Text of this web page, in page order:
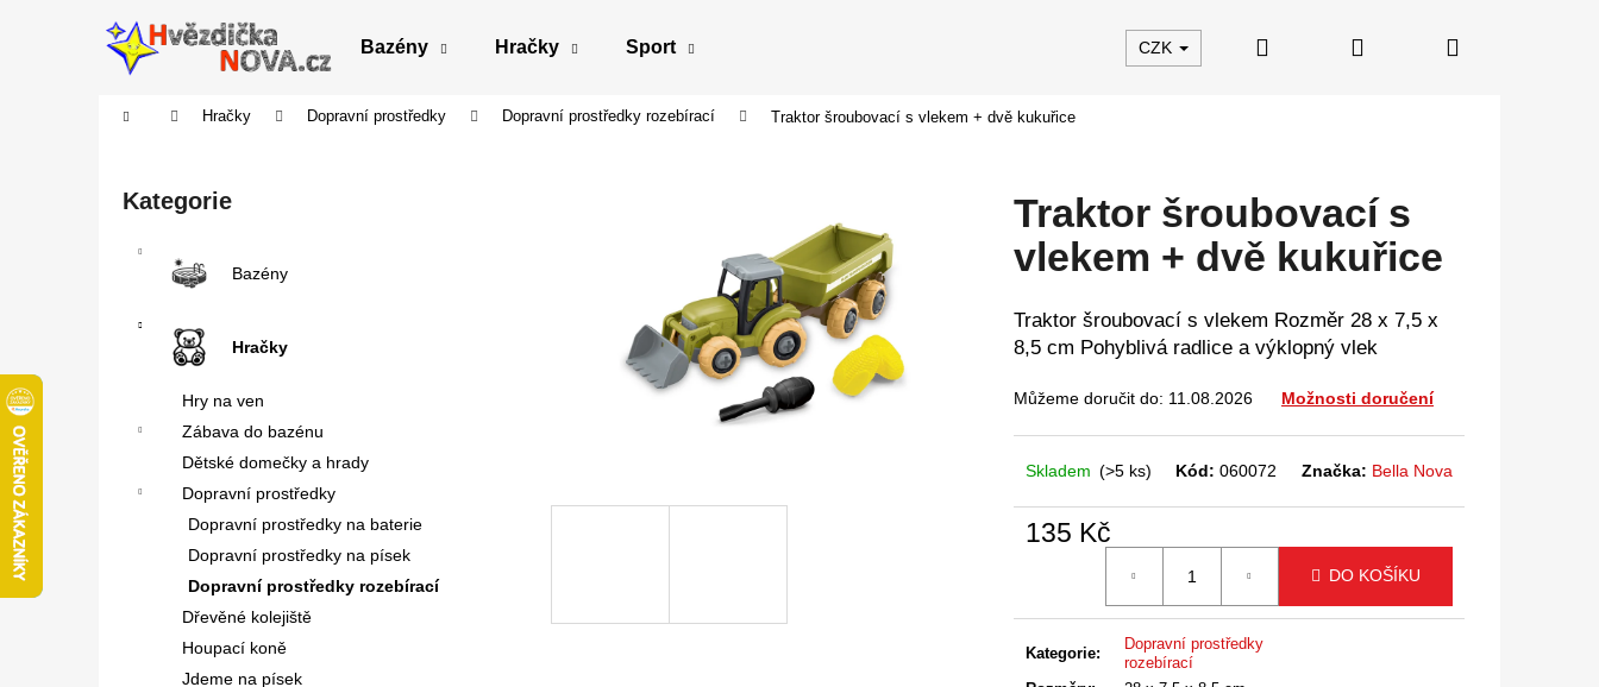
Bazény Hračky Sport CZK Hledat PřihlášeníNákupní
Domů Hračky Dopravní prostředky Dopravní prostředky rozebírací Traktor šroubovací s vlekem + dvě kukuřice
Přeskočit
kategorie
Kategorie
Bazény
Hračky
Hry na ven
Zábava do bazénu
Dětské domečky a hrady
Dopravní prostředky
Dopravní prostředky na baterie
Dopravní prostředky na písek
Dopravní prostředky rozebírací
Dřevěné kolejiště
Houpací koně
Jdeme na písek
Traktor šroubovací s
vlekem + dvě kukuřice
Traktor šroubovací s vlekem Rozměr 28 x 7,5 x
8,5 cm Pohyblivá radlice a výklopný vlek
Můžeme doručit do: 11.08.2026 Možnosti doručení
Skladem (>5 ks) Kód: 060072 Značka: Bella Nova
135 Kč
DO KOŠÍKU
Kategorie:
Dopravní prostředky
rozebírací
Zpět
Zpět
Co potřebujete najít?
HLEDAT
Doporučujeme